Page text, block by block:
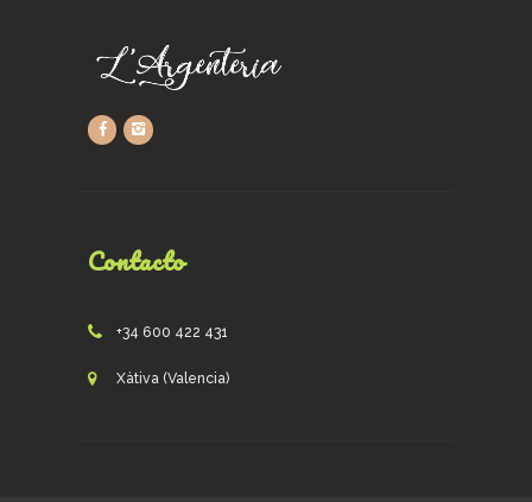
Contacto
+34 600 422 431
Xàtiva (Valencia)